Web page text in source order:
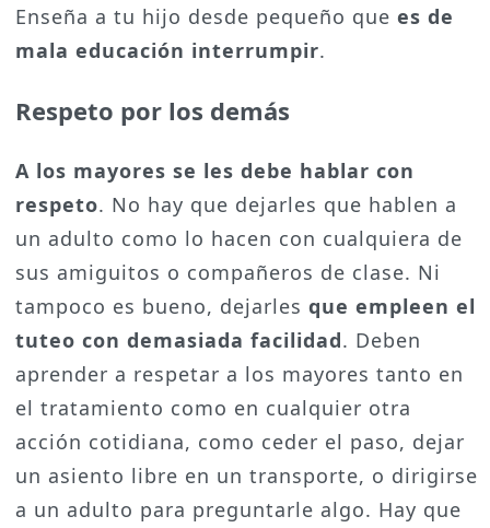
Enseña a tu hijo desde pequeño que es de
mala educación interrumpir.
Respeto por los demás
A los mayores se les debe hablar con
respeto. No hay que dejarles que hablen a
un adulto como lo hacen con cualquiera de
sus amiguitos o compañeros de clase. Ni
tampoco es bueno, dejarles que empleen el
tuteo con demasiada facilidad. Deben
aprender a respetar a los mayores tanto en
el tratamiento como en cualquier otra
acción cotidiana, como ceder el paso, dejar
un asiento libre en un transporte, o dirigirse
a un adulto para preguntarle algo. Hay que